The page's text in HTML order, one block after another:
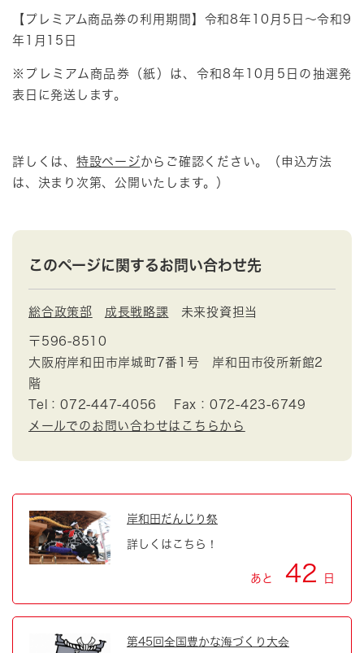
【プレミアム商品券の利用期間】令和8年10月5日～令和9
年1月15日
※プレミアム商品券（紙）は、令和8年10月5日の抽選発
表日に発送します。
詳しくは、 特設ページからご確認ください。（申込方法
は、決まり次第、公開いたします。）
このページに関するお問い合わせ先
総合政策部 成長戦略課 未来投資担当
〒596-8510
大阪府岸和田市岸城町7番1号 岸和田市役所新館2
階
Tel：072-447-4056
Fax：072-423-6749
メールでのお問い合わせはこちらから
岸和田だんじり祭
詳しくはこちら！
あと 42 日
第45回全国豊かな海づくり大会